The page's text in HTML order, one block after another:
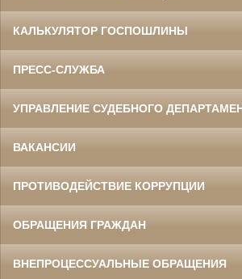
КАЛЬКУЛЯТОР ГОСПОШЛИНЫ
ПРЕСС-СЛУЖБА
УПРАВЛЕНИЕ СУДЕБНОГО
ВАКАНСИИ
ПРОТИВОДЕЙСТВИЕ КОРРУПЦИИ
ОБРАЩЕНИЯ ГРАЖДАН
ВНЕПРОЦЕССУАЛЬНЫЕ ОБРАЩЕНИЯ